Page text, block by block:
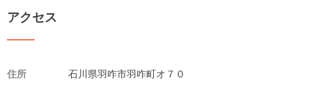
アクセス
住所 石川県羽咋市羽咋町オ７０